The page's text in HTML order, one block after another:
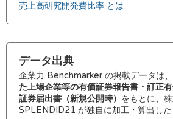
売上高研究開発費比率 とは
データ出典
企業力 Benchmarker の掲載データは、
た上場企業等の有価証券報告書・訂正
証券届出書（新規公開時） をもとに、
SPLENDID21 が独自に加工・算出した